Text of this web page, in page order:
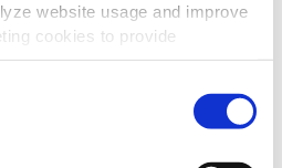
website usage and improve
cookies to provide
advertising.
you consent to the use of
customize your preferences,
the options below and selecting
Style Skin On